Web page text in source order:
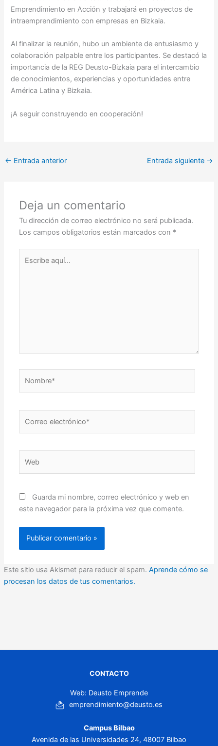
Emprendimiento en Acción y trabajará en proyectos de
intraemprendimiento con empresas en Bizkaia.
Al finalizar la reunión, hubo un ambiente de entusiasmo y
colaboración palpable entre los participantes. Se destacó la
importancia de la REG Deusto-Bizkaia para el intercambio
de conocimientos, experiencias y oportunidades entre
América Latina y Bizkaia.
¡A seguir construyendo en cooperación!
← Entrada anterior Entrada siguiente →
Deja un comentario
Tu dirección de correo electrónico no será publicada.
Los campos obligatorios están marcados con *
aquí...
electrónico*
Guarda mi nombre, correo electrónico y web en
este navegador para la próxima vez que comente.
Este sitio usa Akismet para reducir el spam. Aprende cómo se
procesan los datos de tus comentarios.
CONTACTO
Web: Deusto Emprende
emprendimiento@deusto.es
Campus Bilbao
Avenida de las Universidades 24, 48007 Bilbao